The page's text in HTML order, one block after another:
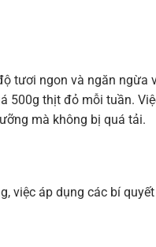
tươi ngon và ngăn ngừa
500g thịt đỏ mỗi tuần.
mà không bị quá tải.
việc áp dụng các bí